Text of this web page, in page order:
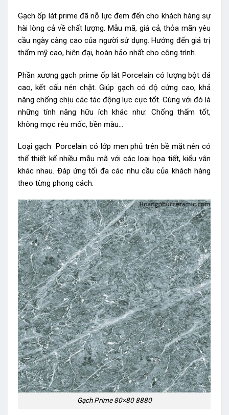
Gạch ốp lát prime đã nỗ lực đem đến cho khách hàng sự
hài lòng cả về chất lượng. Mẫu mã, giá cả, thỏa mãn yêu
cầu ngày càng cao của người sử dụng. Hướng đến giá trị
thẩm mỹ cao, hiện đại, hoàn hảo nhất cho công trình.
Phần xương gạch prime ốp lát Porcelain có lượng bột đá
cao, kết cấu nén chặt. Giúp gạch có độ cứng cao, khả
năng chống chịu các tác động lực cực tốt. Cùng với đó là
những tính năng hữu ích khác như: Chống thấm tốt,
không mọc rêu mốc, bền màu…
Loại gạch Porcelain có lớp men phủ trên bề mặt nên có
thể thiết kế nhiều mẫu mã với các loại họa tiết, kiểu vân
khác nhau. Đáp ứng tối đa các nhu cầu của khách hàng
theo từng phong cách.
Gạch Prime 80×80 8880